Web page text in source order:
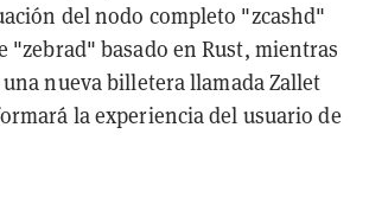
del nodo completo "zcashd"
"zebrad" basado en Rust, mientras
nueva billetera llamada Zallet
la experiencia del usuario de